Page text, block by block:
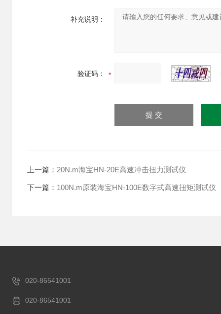
补充说明：
验证码：
上一篇： 20N.m海宝HN-20E高速冲击扭力测试仪
下一篇： 100N.m原装海宝HN-100E数字式高速扭矩测试仪
020-86541001
020-86541001